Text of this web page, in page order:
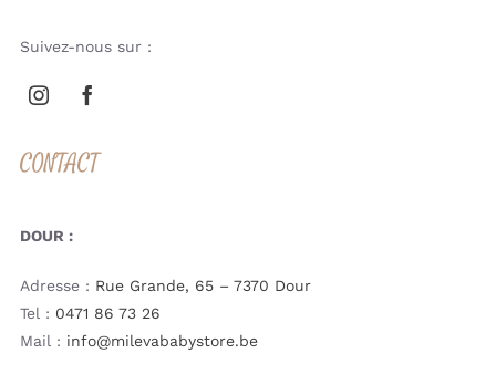
Suivez-nous sur :
CONTACT
DOUR :
Adresse : Rue Grande, 65 – 7370 Dour
Tel : 0471 86 73 26
Mail : info@milevababystore.be